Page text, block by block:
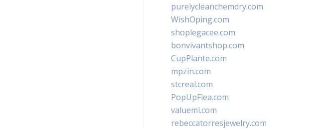
purelycleanchemdry.com
WishOping.com
shoplegacee.com
bonvivantshop.com
CupPlante.com
mpzin.com
stcreal.com
PopUpFlea.com
valueml.com
rebeccatorresjewelry.com